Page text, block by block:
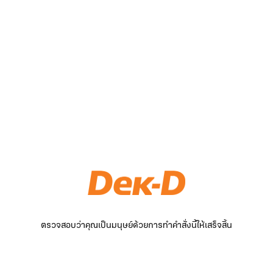
ตรวจสอบว่าคุณเป็นมนุษย์ด้วยการทำคำสั่งนี้ให้เสร็จสิ้น